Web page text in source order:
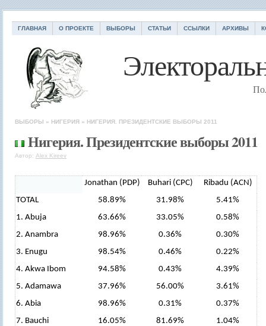
ГЛАВНАЯ О ПРОЕКТЕ ВЫБОРЫ СТАТЬИ ССЫЛКИ АРХИВЫ
ВЫБОРЫ » НИГЕРИЯ » НИГЕРИЯ. ПРЕЗИДЕНТСКИЕ ВЫБОРЫ 2011
Нигерия. Президентские выборы 2011
Автор: Alex Kireev
Jonathan (PDP) Buhari (CPC)
Ribadu (ACN)
TOTAL
58.89% 31.98%
5.41%
1. Abuja
63.66% 33.05%
0.58%
2. Anambra
98.96% 0.36%
0.30%
3. Enugu
98.54% 0.46%
0.22%
4. Akwa Ibom
94.58% 0.43%
4.39%
5. Adamawa
37.96% 56.00%
3.61%
6. Abia
98.96% 0.31%
0.37%
7. Bauchi
16.05% 81.69%
1.04%